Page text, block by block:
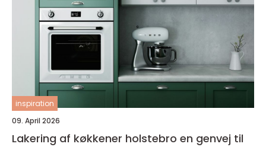
inspiration
09. April 2026
Lakering af køkkener holstebro en genvej til